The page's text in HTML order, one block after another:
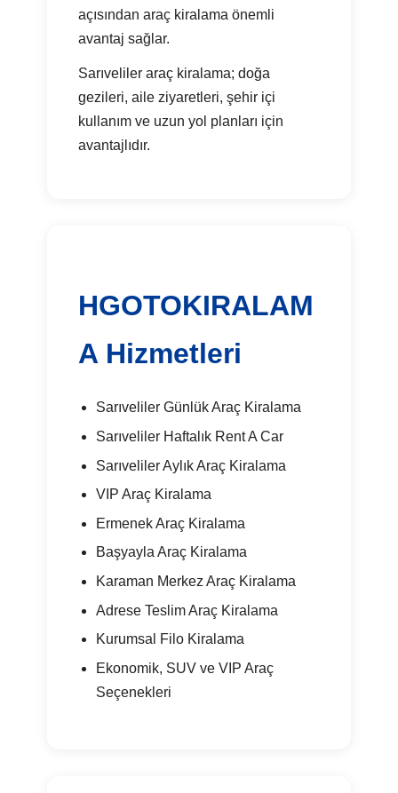
açısından araç kiralama önemli
avantaj sağlar.
Sarıveliler araç kiralama; doğa
gezileri, aile ziyaretleri, şehir içi
kullanım ve uzun yol planları için
avantajlıdır.
HGOTOKIRALAM
A Hizmetleri
Sarıveliler Günlük Araç Kiralama
Sarıveliler Haftalık Rent A Car
Sarıveliler Aylık Araç Kiralama
VIP Araç Kiralama
Ermenek Araç Kiralama
Başyayla Araç Kiralama
Karaman Merkez Araç Kiralama
Adrese Teslim Araç Kiralama
Kurumsal Filo Kiralama
Ekonomik, SUV ve VIP Araç
Seçenekleri